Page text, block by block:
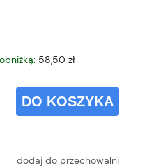
58,50 zł
DO KOSZYKA
dodaj do przechowalni